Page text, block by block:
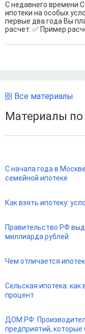
С недавнего времени
ипотеки на особых
первые два года Вы
расчет: ✅ Пример
Все материалы
Материалы по
С начала года в
семейной ипотеке
Как взять ипотеку:
Правительство РФ
миллиарда рублей
Чем отличается
Сельская ипотека: как
процент
ДОМ.РФ:
предприятий,